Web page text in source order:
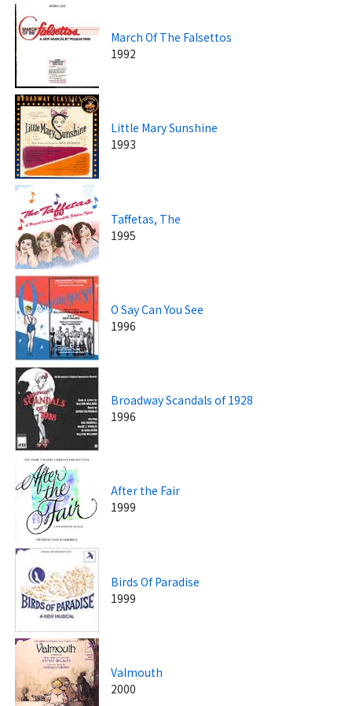
March Of The Falsettos
1992
Little Mary Sunshine
1993
Taffetas, The
1995
O Say Can You See
1996
Broadway Scandals of 1928
1996
After the Fair
1999
Birds Of Paradise
1999
Valmouth
2000